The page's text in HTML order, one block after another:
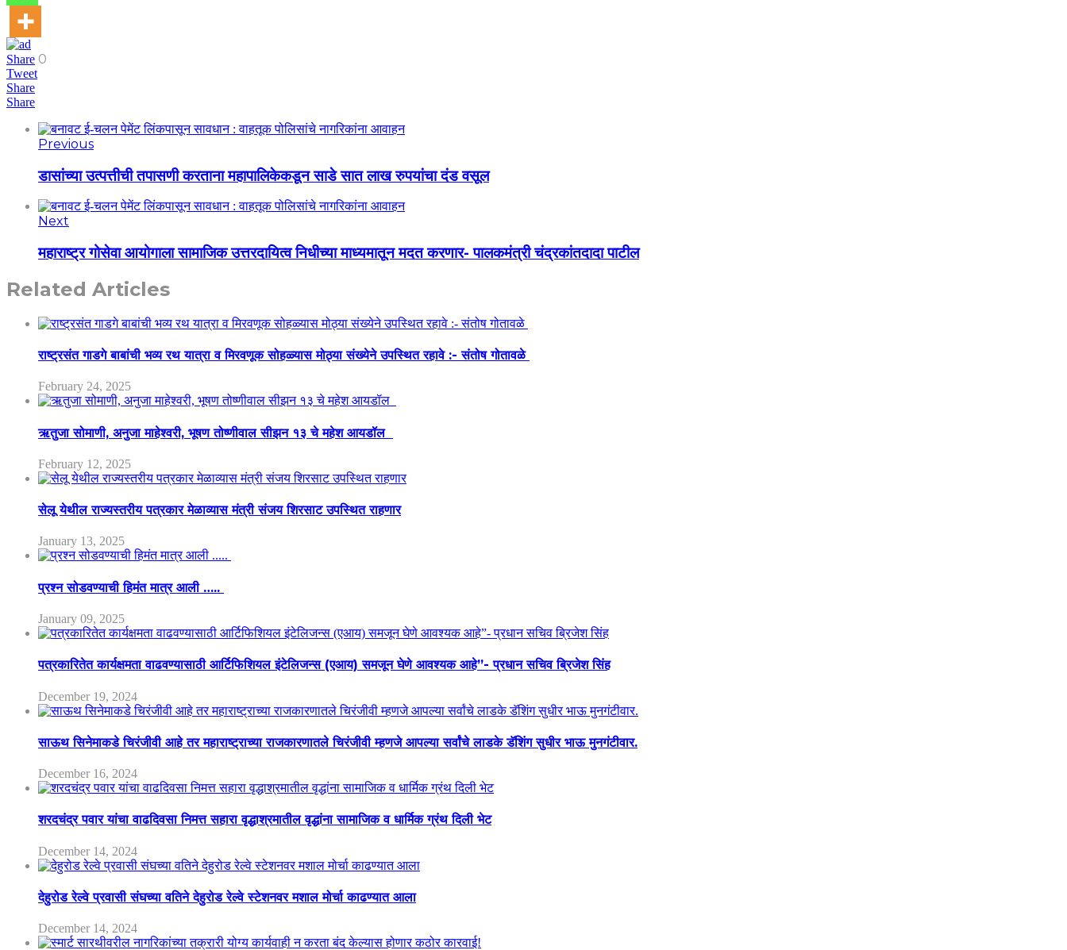
Share 0
Tweet
Share
Share
Previous
डासांच्या उत्पत्तीची तपासणी करताना महापालिकेकडून साडे सात लाख रुपयांचा दंड वसूल
Next
महाराष्ट्र गोसेवा आयोगाला सामाजिक उत्तरदायित्व निधीच्या माध्यमातून मदत करणार- पालकमंत्री चंद्रकांतदादा पाटील
Related Articles
राष्ट्रसंत गाडगे बाबांची भव्य रथ यात्रा व मिरवणूक सोहळ्यास मोठ्या संख्येने उपस्थित रहावे :- संतोष गोतावळे
February 24, 2025
ऋतुजा सोमाणी, अनुजा माहेश्वरी, भूषण तोष्णीवाल सीझन १३ चे महेश आयडॉल
February 12, 2025
सेलू येथील राज्यस्तरीय पत्रकार मेळाव्यास मंत्री संजय शिरसाट उपस्थित राहणार
January 13, 2025
प्रश्न सोडवण्याची हिमंत मात्र आली …..
January 09, 2025
पत्रकारितेत कार्यक्षमता वाढवण्यासाठी आर्टिफिशियल इंटेलिजन्स (एआय) समजून घेणे आवश्यक आहे”- प्रधान सचिव ब्रिजेश सिंह
December 19, 2024
साऊथ सिनेमाकडे चिरंजीवी आहे तर महाराष्ट्राच्या राजकारणातले चिरंजीवी म्हणजे आपल्या सर्वांचे लाडके डॅशिंग सुधीर भाऊ मुनगंटीवार.
December 16, 2024
शरदचंद्र पवार यांचा वाढदिवसा निमत्त सहारा वृद्धाश्रमातील वृद्धांना सामाजिक व धार्मिक ग्रंथ दिली भेट
December 14, 2024
देहुरोड रेल्वे प्रवासी संघच्या वतिने देहुरोड रेल्वे स्टेशनवर मशाल मोर्चा काढण्यात आला
December 14, 2024